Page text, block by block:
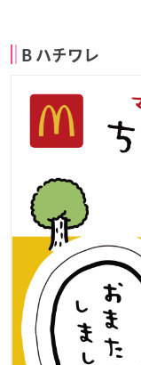
B ハチワレ